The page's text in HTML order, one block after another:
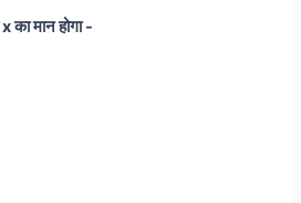
मान होगा -